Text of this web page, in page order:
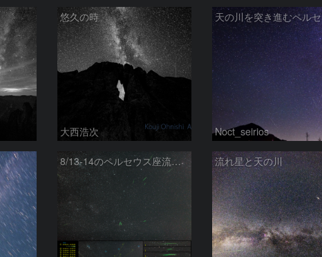
悠久の時
大西浩次
天の川を突き進むペル
Noct_seirios
8/13-14のペルセウス座流星群輻射点付近 流れ星と天の川